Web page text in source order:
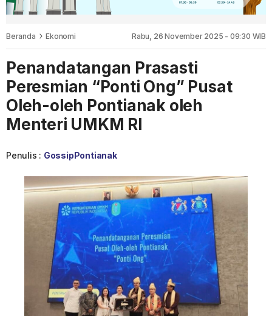
Beranda Ekonomi Rabu, 26 November 2025 - 09:30 WIB
Penandatangan Prasasti
Peresmian “Ponti Ong” Pusat
Oleh-oleh Pontianak oleh
Menteri UMKM RI
Penulis : GossipPontianak